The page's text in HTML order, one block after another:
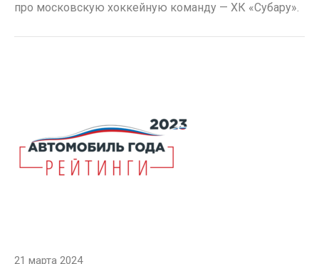
про московскую хоккейную команду — ХК «Субару».
21 марта 2024